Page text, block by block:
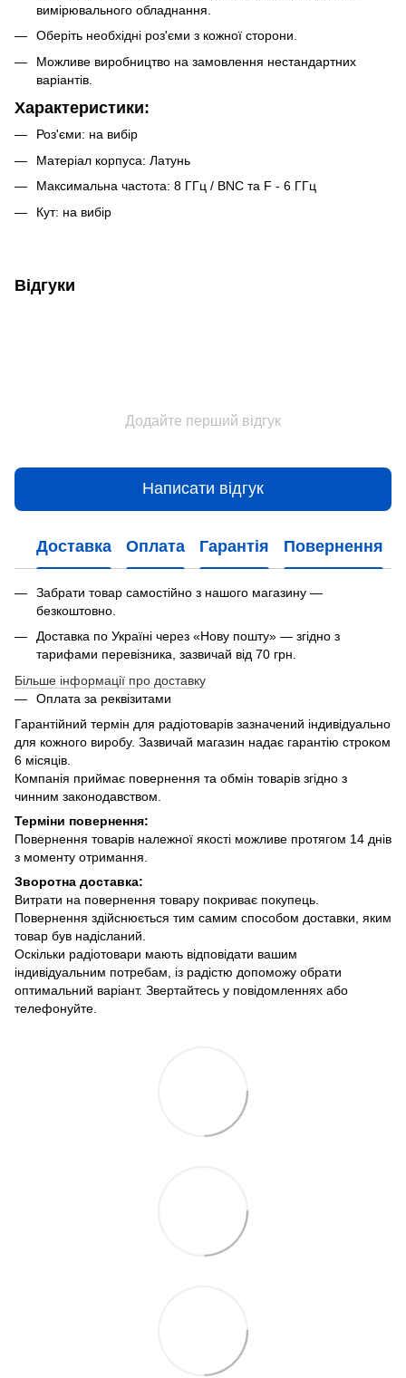
вимірювального обладнання.
Оберіть необхідні роз'єми з кожної сторони.
Можливе виробництво на замовлення нестандартних
варіантів.
Характеристики:
Роз'єми: на вибір
Матеріал корпуса: Латунь
Максимальна частота: 8 ГГц / BNC та F - 6 ГГц
Кут: на вибір
Відгуки
Додайте перший відгук
Написати відгук
Доставка Оплата Гарантія Повернення
Забрати товар самостійно з нашого магазину —
безкоштовно.
Доставка по Україні через «Нову пошту» — згідно з
тарифами перевізника, зазвичай від 70 грн.
Більше інформації про доставку
Оплата за реквізитами
Гарантійний термін для радіотоварів зазначений індивідуально
для кожного виробу. Зазвичай магазин надає гарантію строком
6 місяців.
Компанія приймає повернення та обмін товарів згідно з
чинним законодавством.
Терміни повернення:
Повернення товарів належної якості можливе протягом 14 днів
з моменту отримання.
Зворотна доставка:
Витрати на повернення товару покриває покупець.
Повернення здійснюється тим самим способом доставки, яким
товар був надісланий.
Оскільки радіотовари мають відповідати вашим
індивідуальним потребам, із радістю допоможу обрати
оптимальний варіант. Звертайтесь у повідомленнях або
телефонуйте.